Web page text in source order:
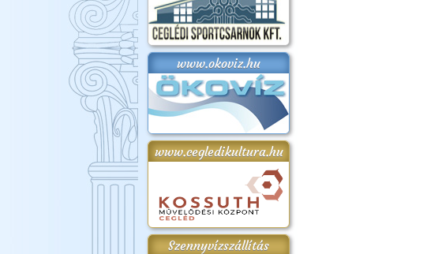
www.okoviz.hu
www.cegledikultura.hu
Szennyvízszállítás
Városnapok 2018.
Kossuth Toborzó
Ünnepély
Szent István Ünnepe
(2017. 08. 20.)